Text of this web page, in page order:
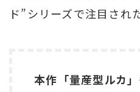
ド”シリーズで注目され
本作「量産型ルカ